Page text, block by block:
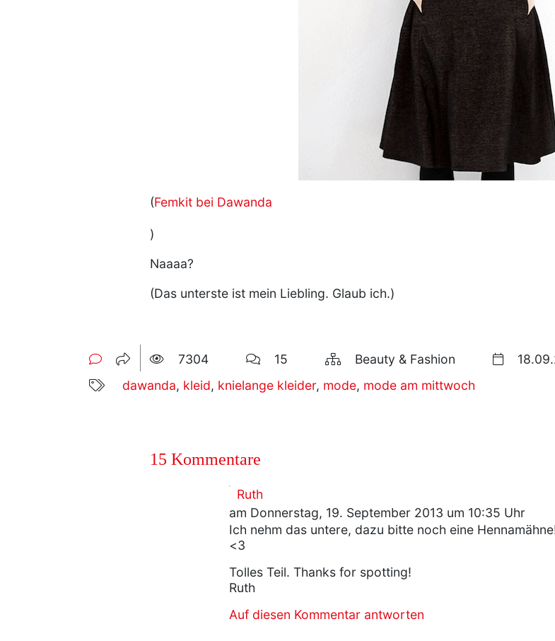
(Femkit bei Dawanda
)
Naaaa?
(Das unterste ist mein Liebling. Glaub ich.)
7304 15 Beauty & Fashion
dawanda, kleid, knielange kleider, mode, mode am mittwoch
15 Kommentare
Ruth
am Donnerstag, 19. September 2013 um 10:35 Uhr
Ich nehm das untere, dazu bitte noch eine
<3
Tolles Teil. Thanks for spotting!
Ruth
Auf diesen Kommentar antworten